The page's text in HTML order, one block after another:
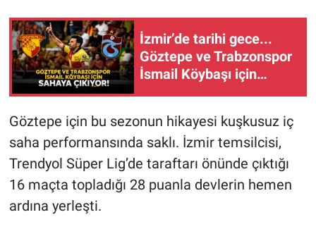
İzmir’de tarihi gece...
Göztepe ve Trabzonspor
İsmail Köybaşı için
Göztepe için bu sezonun hikayesi kuşkusuz iç
saha performansında saklı. İzmir temsilcisi,
Trendyol Süper Lig’de taraftarı önünde çıktığı
16 maçta topladığı 28 puanla devlerin hemen
ardına yerleşti.